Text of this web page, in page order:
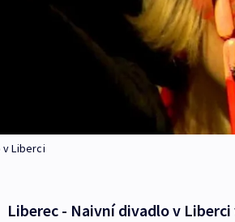
v Liberci
Liberec - Naivní divadlo v